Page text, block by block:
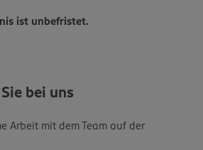
ist unbefristet.
bei uns
Arbeit mit dem Team auf der